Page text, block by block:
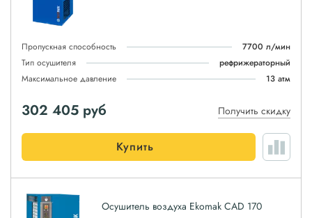
Пропускная способность
7700 л/мин
Тип осушителя
рефрижераторный
Максимальное давление
13 атм
302 405 руб Получить скидку
Купить
Осушитель воздуха Ekomak CAD 170